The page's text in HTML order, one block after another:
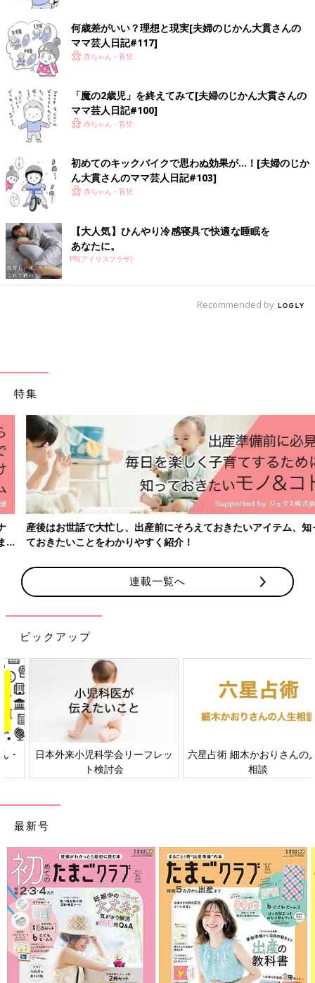
3人暮らし。2019年3月にコミックエッセイ「母ハハハ！」
（PARCO出版）を発売。
Amazonで見る
前の話
恐怖の必殺技！痛い
の痛いの飛んでい
け！【夫婦のじかん
大貫さんのママ芸人
日記#51】
一覧
次の話
怪奇現象？3人のパパ
【夫婦のじかん大貫さ
んのママ芸人日記
何歳差がいい？理想と現実[夫婦のじかん大貫さんの
ママ芸人日記#117]
赤ちゃん・育児
「魔の2歳児」を終えてみて[夫婦のじかん大貫さんの
ママ芸人日記#100]
赤ちゃん・育児
初めてのキックバイクで思わぬ効果が…！[夫婦のじか
ん大貫さんのママ芸人日記#103]
赤ちゃん・育児
【大人気】ひんやり冷感寝具で快適な睡眠を
あなたに。
PR(アイリスプラザ)
Recommended by
特集
産後はお世話で大忙し、出産前にそろえておきたいアイテム、知っ
ておきたいことをわかりやすく紹介！
連載一覧へ
ピックアップ
日本外来小児科学会リーフレッ
ト検討会
六星占術 細木かおりさんの人生
最新号